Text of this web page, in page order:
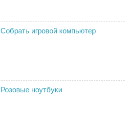
Собрать игровой компьютер
Розовые ноутбуки